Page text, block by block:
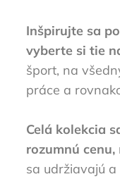
Inšpirujte sa
vyberte si tie
šport, na
práce a
Celá kolekcia
rozumnú cenu,
sa udržiavajú